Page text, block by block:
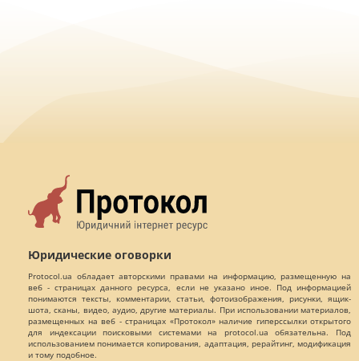
Юридические оговорки
Protocol.ua обладает авторскими правами на информацию, размещенную на
веб - страницах данного ресурса, если не указано иное. Под информацией
понимаются тексты, комментарии, статьи, фотоизображения, рисунки, ящик-
шота, сканы, видео, аудио, другие материалы. При использовании материалов,
размещенных на веб - страницах «Протокол» наличие гиперссылки открытого
для индексации поисковыми системами на protocol.ua обязательна. Под
использованием понимается копирования, адаптация, рерайтинг, модификация
и тому подобное.